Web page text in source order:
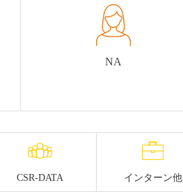
NA
CSR-DATA インターン他